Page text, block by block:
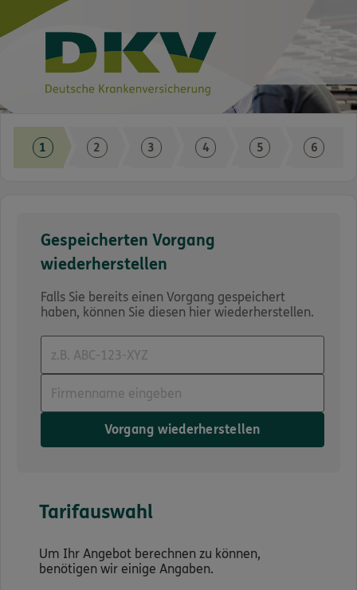
Kapital
Gespeicherten Vorgang
wiederherstellen
Falls Sie bereits einen Vorgang gespeichert
haben, können Sie diesen hier wiederherstellen.
Vorgang wiederherstellen
Tarifauswahl
Um Ihr Angebot berechnen zu können,
benötigen wir einige Angaben.